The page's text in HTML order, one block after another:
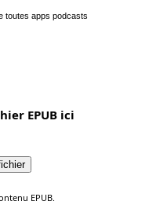
toutes apps podcasts
EPUB ici
EPUB.